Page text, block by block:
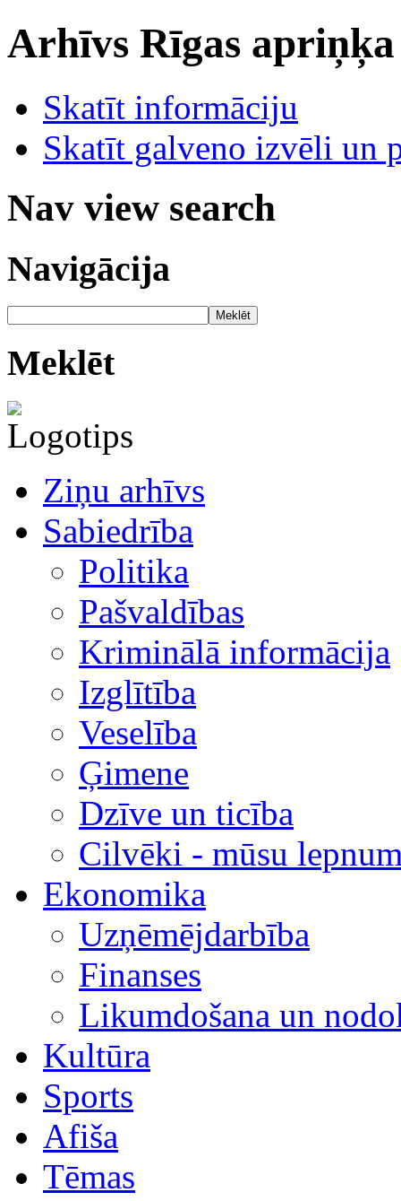
Arhīvs Rīgas
Skatīt informāciju
Skatīt galveno izvēli un
Nav view search
Navigācija
Meklēt
Meklēt
Ziņu arhīvs
Sabiedrība
Politika
Pašvaldības
Kriminālā informācija
Izglītība
Veselība
Ģimene
Dzīve un ticība
Cilvēki - mūsu
Ekonomika
Uzņēmējdarbība
Finanses
Likumdošana un
Kultūra
Sports
Afiša
Tēmas